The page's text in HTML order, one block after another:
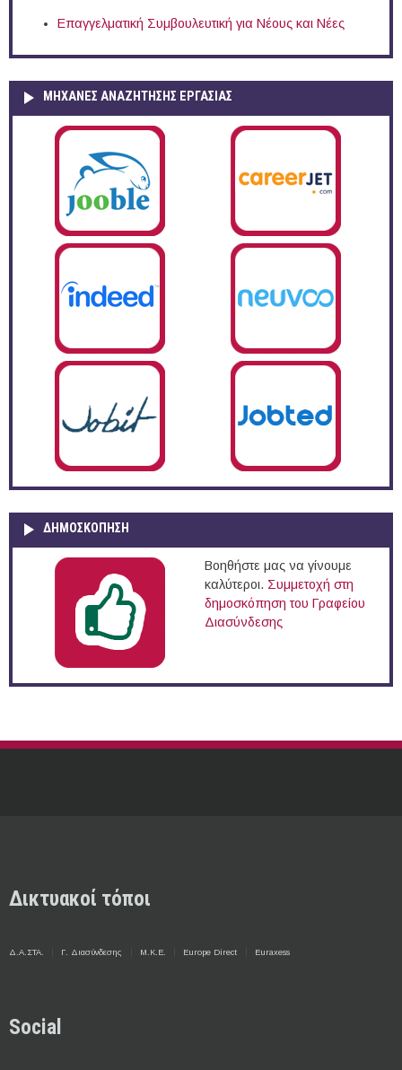
Επαγγελματική Συμβουλευτική για Νέους και Νέες
ΜΗΧΑΝΕΣ ΑΝΑΖΗΤΗΣΗΣ ΕΡΓΑΣΙΑΣ
ΔΗΜΟΣΚΌΠΗΣΗ
Βοηθήστε μας να γίνουμε
καλύτεροι. Συμμετοχή στη
δημοσκόπηση του Γραφείου
Διασύνδεσης
Δικτυακοί τόποι
Δ.Α.ΣΤΑ. Γ. Διασύνδεσης Μ.Κ.Ε. Europe Direct Euraxess
Social